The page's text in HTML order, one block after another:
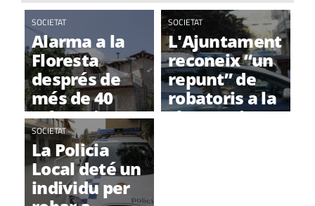
SOCIETAT
Alarma a la
Floresta
després de
més de 40
robatoris
durant l'agost
SOCIETAT
L'Ajuntament
reconeix “un
repunt” de
robatoris a la
Floresta i
SOCIETAT
La Policia
Local deté un
individu per